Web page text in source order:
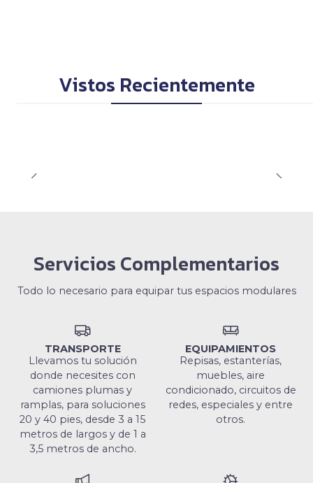
Vistos Recientemente
Servicios Complementarios
Todo lo necesario para equipar tus espacios modulares
TRANSPORTE
Llevamos tu solución
donde necesites con
camiones plumas y
ramplas, para soluciones
20 y 40 pies, desde 3 a 15
metros de largos y de 1 a
3,5 metros de ancho.
EQUIPAMIENTOS
Repisas, estanterías,
muebles, aire
condicionado, circuitos de
redes, especiales y entre
otros.